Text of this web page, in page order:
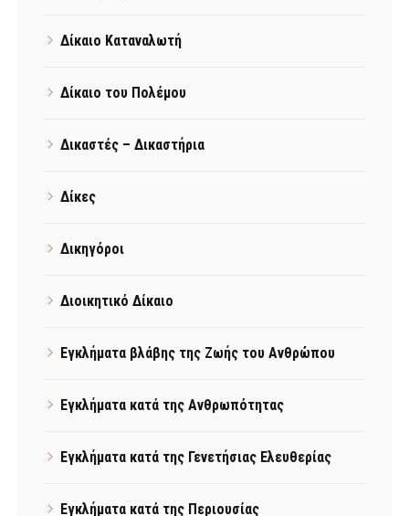
Δίκαιο Καταναλωτή
Δίκαιο του Πολέμου
Δικαστές – Δικαστήρια
Δίκες
Δικηγόροι
Διοικητικό Δίκαιο
Εγκλήματα βλάβης της Ζωής του Ανθρώπου
Εγκλήματα κατά της Ανθρωπότητας
Εγκλήματα κατά της Γενετήσιας Ελευθερίας
Εγκλήματα κατά της Περιουσίας